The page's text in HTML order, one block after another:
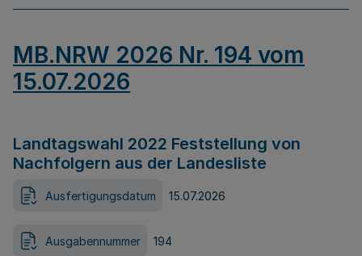
MB.NRW 2026 Nr. 194 vom
15.07.2026
Landtagswahl 2022 Feststellung von
Nachfolgern aus der Landesliste
Ausfertigungsdatum 15.07.2026
Ausgabennummer 194